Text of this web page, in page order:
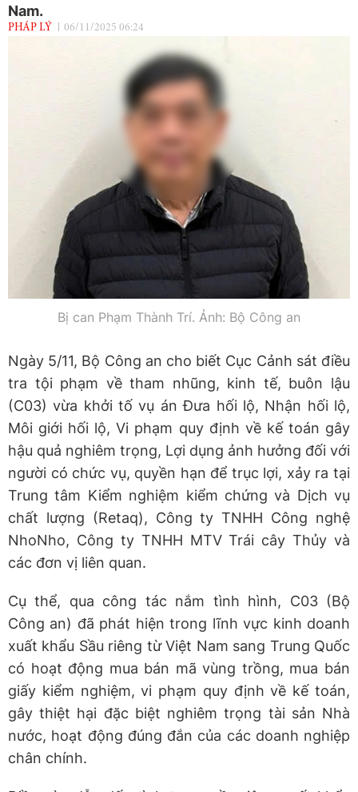
Nam.
PHÁP LÝ 06/11/2025 06:24
Bị can Phạm Thành Trí. Ảnh: Bộ Công an
Ngày 5/11, Bộ Công an cho biết Cục Cảnh sát điều
tra tội phạm về tham nhũng, kinh tế, buôn lậu
(C03) vừa khởi tố vụ án Đưa hối lộ, Nhận hối lộ,
Môi giới hối lộ, Vi phạm quy định về kế toán gây
hậu quả nghiêm trọng, Lợi dụng ảnh hưởng đối với
người có chức vụ, quyền hạn để trục lợi, xảy ra tại
Trung tâm Kiểm nghiệm kiểm chứng và Dịch vụ
chất lượng (Retaq), Công ty TNHH Công nghệ
NhoNho, Công ty TNHH MTV Trái cây Thủy và
các đơn vị liên quan.
Cụ thể, qua công tác nắm tình hình, C03 (Bộ
Công an) đã phát hiện trong lĩnh vực kinh doanh
xuất khẩu Sầu riêng từ Việt Nam sang Trung Quốc
có hoạt động mua bán mã vùng trồng, mua bán
giấy kiểm nghiệm, vi phạm quy định về kế toán,
gây thiệt hại đặc biệt nghiêm trọng tài sản Nhà
nước, hoạt động đúng đắn của các doanh nghiệp
chân chính.